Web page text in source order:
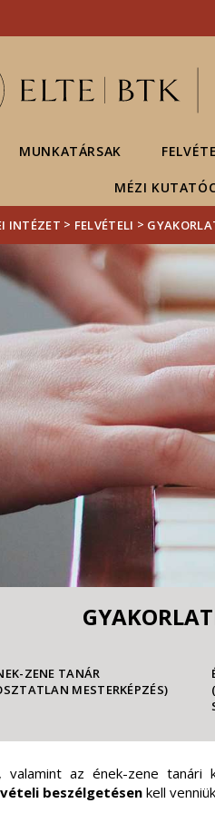
MUNKATÁRSAK
MÉZI
INTÉZET > FELVÉTELI >
ZENE TANÁR
MESTERKÉPZÉS)
valamint az ének-zene tanári
beszélgetésenkell